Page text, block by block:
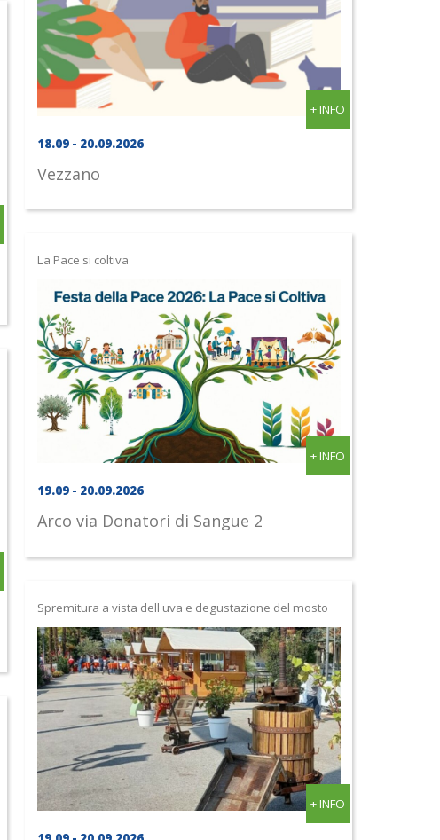
+ INFO
18.09 - 20.09.2026
Vezzano
La Pace si coltiva
+ INFO
19.09 - 20.09.2026
Arco via Donatori di Sangue 2
Spremitura a vista dell'uva e degustazione del mosto
+ INFO